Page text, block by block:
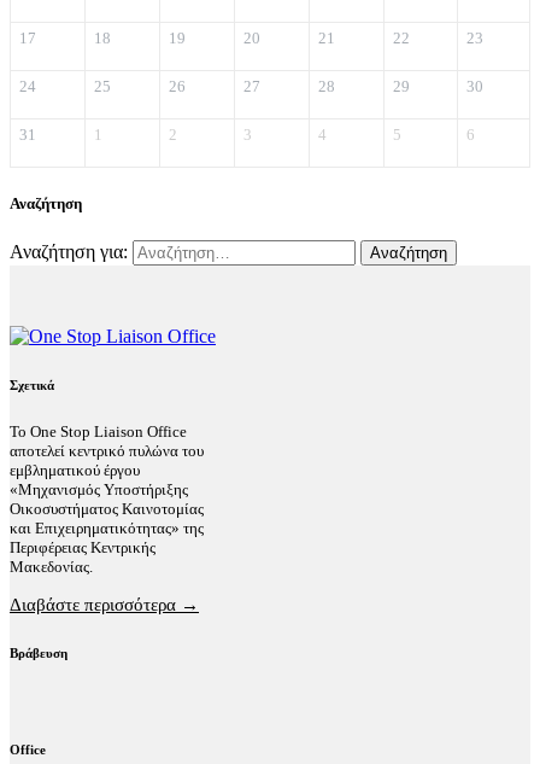
17 18 19 20 21 22 23
24 25 26 27 28 29 30
31 1 2 3 4 5 6
Αναζήτηση
Αναζήτηση για:
Σχετικά
Το One Stop Liaison Office
αποτελεί κεντρικό πυλώνα του
εμβληματικού έργου
«Μηχανισμός Υποστήριξης
Οικοσυστήματος Καινοτομίας
και Επιχειρηματικότητας» της
Περιφέρειας Κεντρικής
Μακεδονίας.
Διαβάστε περισσότερα →
Βράβευση
Office